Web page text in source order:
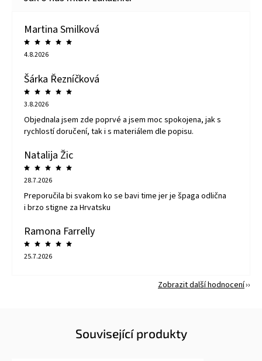
Martina Smilková
4.8.2026
Šárka Řezníčková
3.8.2026
Objednala jsem zde poprvé a jsem moc spokojena, jak s
rychlostí doručení, tak i s materiálem dle popisu.
Natalija Žic
28.7.2026
Preporučila bi svakom ko se bavi time jer je špaga odlična
i brzo stigne za Hrvatsku
Ramona Farrelly
25.7.2026
Zobrazit další hodnocení
Související produkty